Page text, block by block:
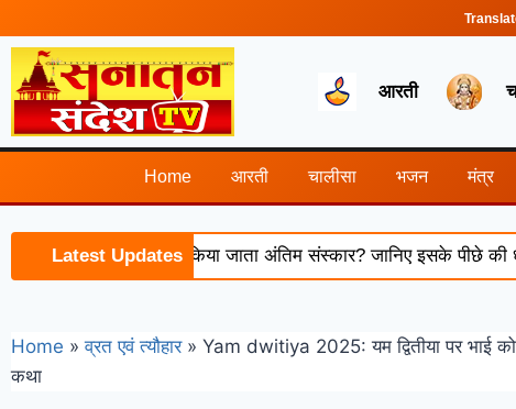
आरती
Home आरती चालीसा भजन मंत्र
Latest Updates
के बाद क्यों नहीं किया जाता अंतिम संस्कार? जानिए इसके पीछे की धार्मिक
Home » व्रत एवं त्यौहार » Yam dwitiya 2025: यम द्वितीया पर भाई
कथा